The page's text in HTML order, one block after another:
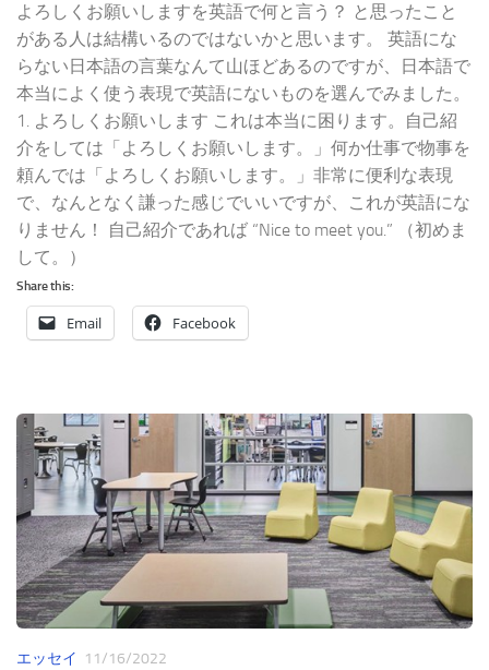
よろしくお願いしますを英語で何と言う？ と思ったこと
がある人は結構いるのではないかと思います。 英語にな
らない日本語の言葉なんて山ほどあるのですが、日本語で
本当によく使う表現で英語にないものを選んでみました。
1. よろしくお願いします これは本当に困ります。自己紹
介をしては「よろしくお願いします。」何か仕事で物事を
頼んでは「よろしくお願いします。」非常に便利な表現
で、なんとなく謙った感じでいいですが、これが英語にな
りません！ 自己紹介であれば “Nice to meet you.” （初めま
して。）
Share this:
Email Facebook
エッセイ 11/16/2022